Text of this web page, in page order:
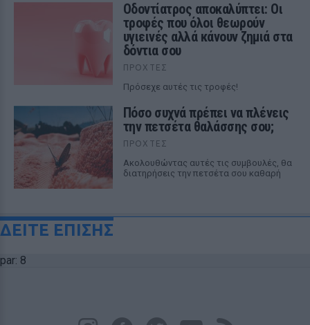
Οδοντίατρος αποκαλύπτει: Οι
τροφές που όλοι θεωρούν
υγιεινές αλλά κάνουν ζημιά στα
δόντια σου
ΠΡΟΧΤΈΣ
Πρόσεχε αυτές τις τροφές!
Πόσο συχνά πρέπει να πλένεις
την πετσέτα θαλάσσης σου;
ΠΡΟΧΤΈΣ
Ακολουθώντας αυτές τις συμβουλές, θα
διατηρήσεις την πετσέτα σου καθαρή
ΔΕΙΤΕ ΕΠΙΣΗΣ
par: 8